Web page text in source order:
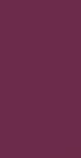
avez un
carte réseau sans